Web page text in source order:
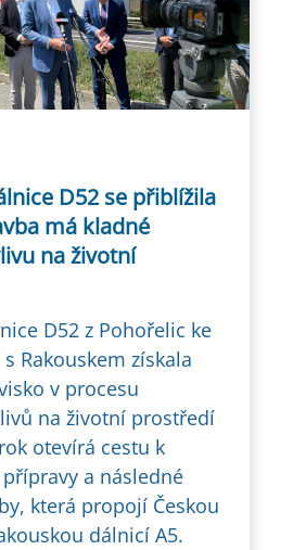
D52 se přiblížila
má kladné
na životní
D52 z Pohořelic ke
Rakouskem získala
v procesu
na životní prostředí
otevírá cestu k
a následné
která propojí Českou
dálnicí A5.